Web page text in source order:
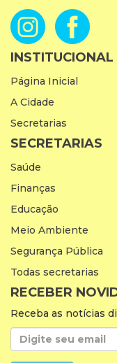
INSTITUCIONAL
Página Inicial
A Cidade
Secretarias
SECRETARIAS
Saúde
Finanças
Educação
Meio Ambiente
Segurança Pública
Todas secretarias
RECEBER
Receba as notícias